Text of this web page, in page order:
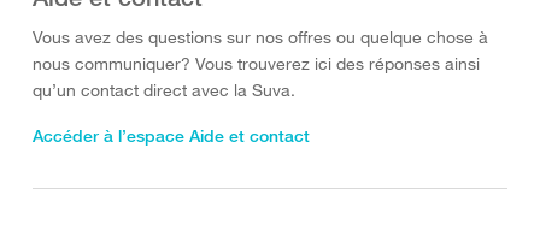
Vous avez des questions sur nos offres ou quelque chose à
nous communiquer? Vous trouverez ici des réponses ainsi
qu’un contact direct avec la Suva.
Accéder à l’espace Aide et contact